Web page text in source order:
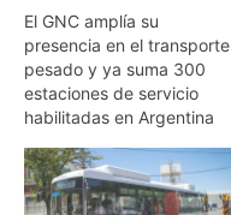
El GNC amplía su
presencia en el transporte
pesado y ya suma 300
estaciones de servicio
habilitadas en Argentina